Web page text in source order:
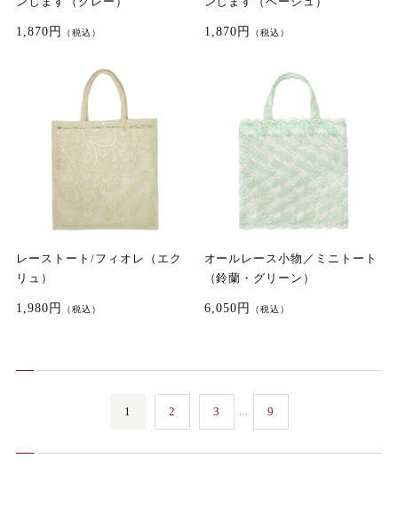
1,870円 （税込） 1,870円 （税込）
レーストート/フィオレ（エク
リュ）
1,980円 （税込）
オールレース小物／ミニトート
（鈴蘭・グリーン）
6,050円 （税込）
1 2 3 … 9